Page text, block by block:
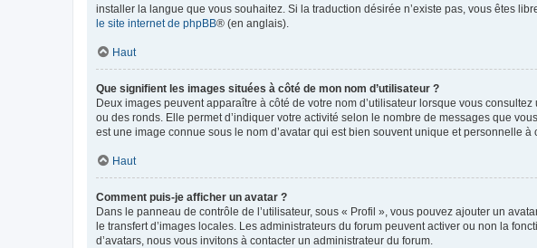
installer la langue que vous souhaitez. Si la traduction désirée n’existe pas, vous êtes
le site internet de phpBB® (en anglais).
Haut
Que signifient les images situées à côté de mon nom d’utilisateur ?
Deux images peuvent apparaître à côté de votre nom d’utilisateur lorsque vous
ou des ronds. Elle permet d’indiquer votre activité selon le nombre de messages que
est une image connue sous le nom d’avatar qui est bien souvent unique et personnelle à
Haut
Comment puis-je afficher un avatar ?
Dans le panneau de contrôle de l’utilisateur, sous « Profil », vous pouvez ajouter un
le transfert d’images locales. Les administrateurs du forum peuvent activer ou non la
d’avatars, nous vous invitons à contacter un administrateur du forum.